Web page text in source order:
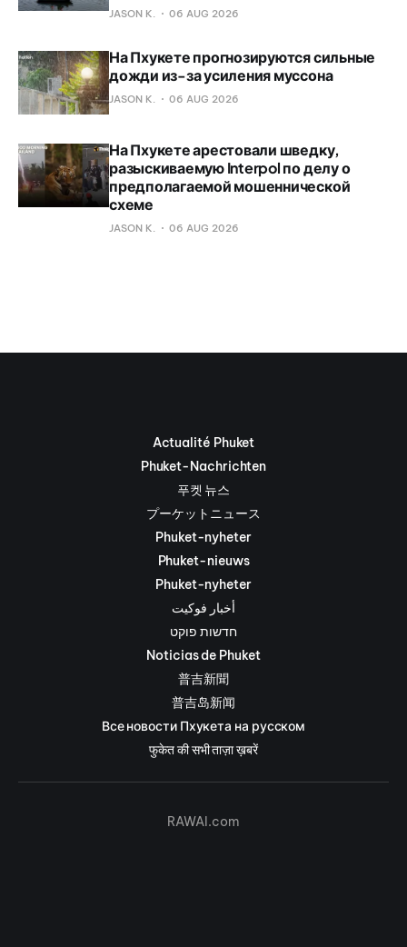
JASON K. 06 AUG 2026
На Пхукете прогнозируются сильные
дожди из-за усиления муссона
JASON K. 06 AUG 2026
На Пхукете арестовали шведку,
разыскиваемую Interpol по делу о
предполагаемой мошеннической
схеме
JASON K. 06 AUG 2026
Actualité Phuket
Phuket-Nachrichten
푸켓 뉴스
プーケットニュース
Phuket-nyheter
Phuket-nieuws
Phuket-nyheter
أخبار فوكيت
חדשות פוקט
Noticias de Phuket
普吉新聞
普吉岛新闻
Все новости Пхукета на русском
फुकेत की सभी ताज़ा ख़बरें
RAWAI.com